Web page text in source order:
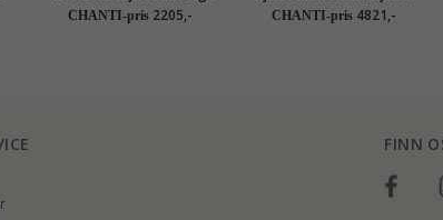
8 karat - Amoré
CHANTI-pris 2205,-
forgylt sølv med anheng i 8
karat - Gold Collection
CHANTI-pris 4821,-
FINN